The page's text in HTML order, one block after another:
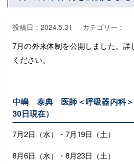
投稿日： 2024.5.31 カテゴリー：
7月の外来体制を公開しました。詳
ください。
中嶋 泰典 医師＜呼吸器内科＞
30日現在）
7月2日（水）・7月19日（土）
8月6日（水）・8月23日（土）